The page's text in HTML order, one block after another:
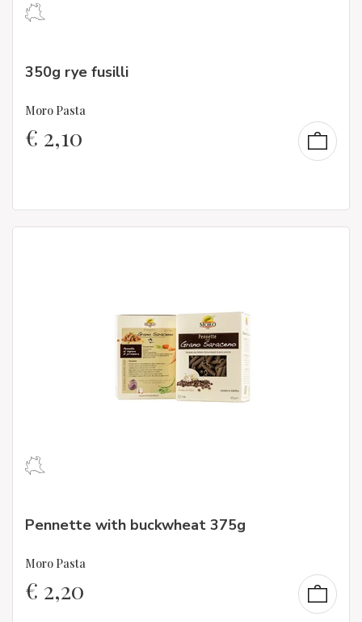
350g rye fusilli
Moro Pasta
€ 2,10
Pennette with buckwheat 375g
Moro Pasta
€ 2,20